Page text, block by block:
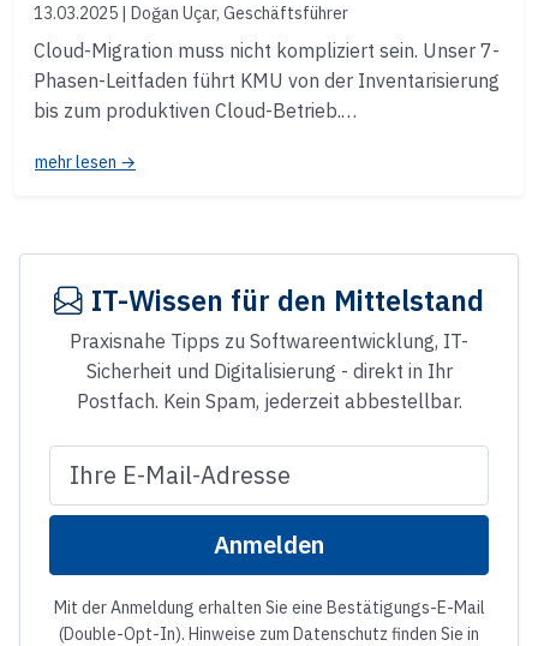
13.03.2025 | Doğan Uçar, Geschäftsführer
Cloud-Migration muss nicht kompliziert sein. Unser 7-
Phasen-Leitfaden führt KMU von der Inventarisierung
bis zum produktiven Cloud-Betrieb.…
mehr lesen →
IT-Wissen für den Mittelstand
Praxisnahe Tipps zu Softwareentwicklung, IT-
Sicherheit und Digitalisierung - direkt in Ihr
Postfach. Kein Spam, jederzeit abbestellbar.
Anmelden
Mit der Anmeldung erhalten Sie eine Bestätigungs-E-Mail
(Double-Opt-In). Hinweise zum Datenschutz finden Sie in